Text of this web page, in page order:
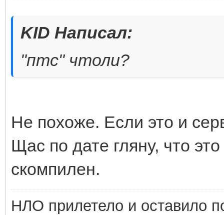
KID Написал:
"птс" чтоли?
Не похоже. Если это и
Щас по дате гляну, что
скомпилен.
НЛО прилетело и оставило